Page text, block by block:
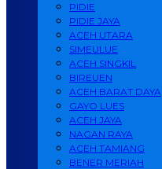
PIDIE
PIDIE JAYA
ACEH UTARA
SIMEULUE
ACEH SINGKIL
BIREUEN
ACEH BARAT DAYA
GAYO LUES
ACEH JAYA
NAGAN RAYA
ACEH TAMIANG
BENER MERIAH